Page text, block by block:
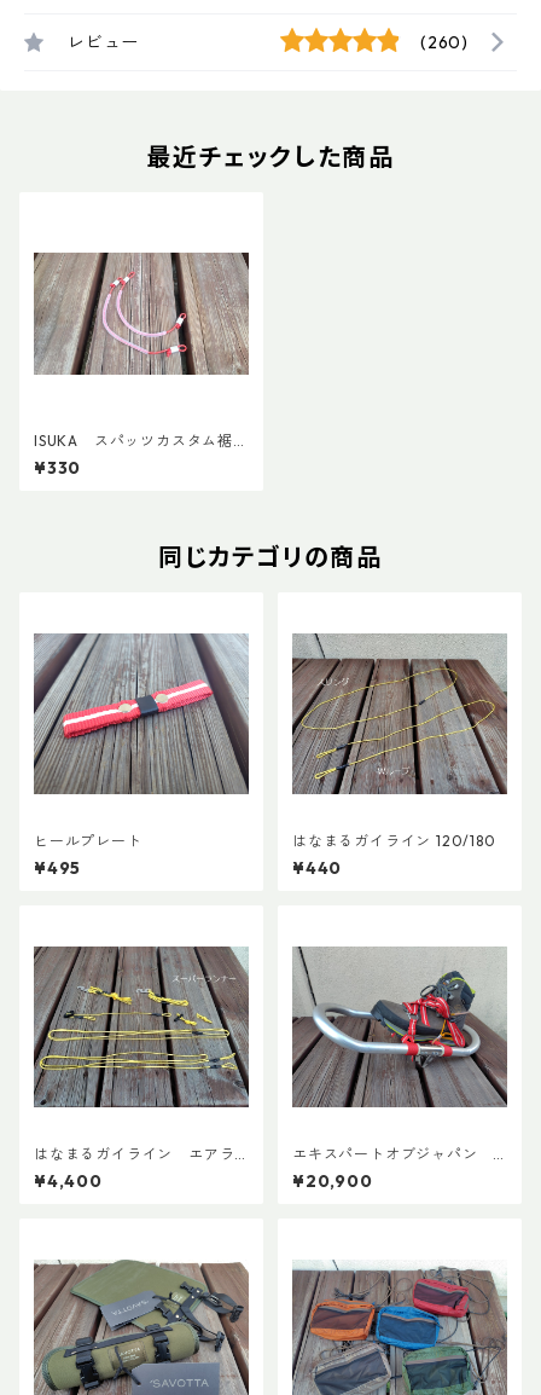
レビュー (260)
最近チェックした商品
ISUKA スパッツカスタム裾
紐 固定式
¥330
同じカテゴリの商品
ヒールプレート
¥495
はなまるガイライン 120/180
¥440
はなまるガイライン エアラ
イズ張り綱セット
¥4,400
エキスパートオブジャパン
スノーシューズL ADDカスタ
ムVer.5
¥20,900